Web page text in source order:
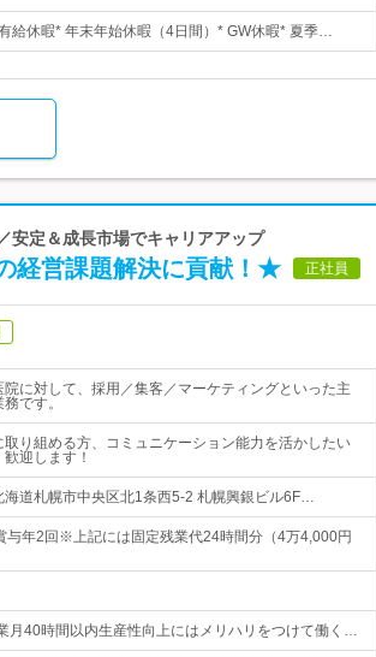
給休暇* 年末年始休暇（4日間）* GW休暇* 夏季…
安定＆成長市場でキャリアアップ
経営課題解決に貢献！★ 正社員
に対して、採用／集客／マーケティングといった主
です。
り組める方、コミュニケーション能力を活かしたい
迎します！
海道札幌市中央区北1条西5-2 札幌興銀ビル6F…
与年2回※上記には固定残業代24時間分（4万4,000円
40時間以内生産性向上にはメリハリをつけて働く…